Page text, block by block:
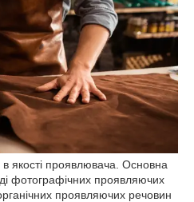
якості проявлювача. Основна
фотографічних проявляючих
проявляючих речовин